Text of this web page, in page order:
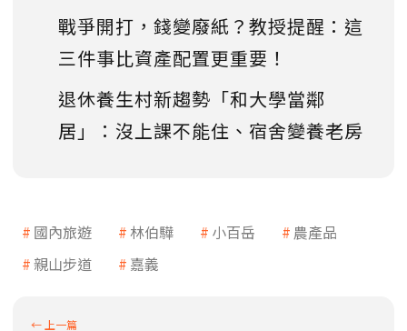
戰爭開打，錢變廢紙？教授提醒：這
三件事比資產配置更重要！
退休養生村新趨勢「和大學當鄰
居」：沒上課不能住、宿舍變養老房
國內旅遊 林伯驊 小百岳
農產品
親山步道
嘉義